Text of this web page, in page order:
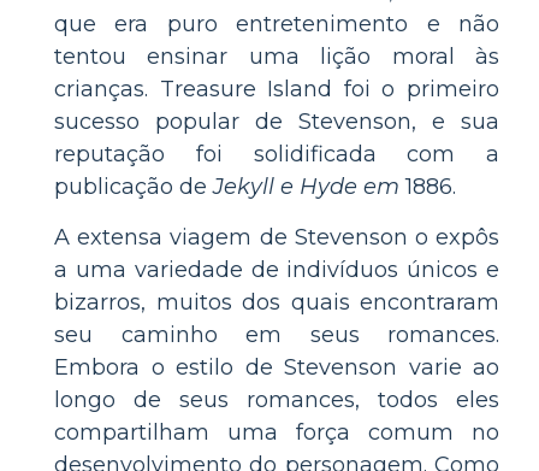
que era puro entretenimento e não
tentou ensinar uma lição moral às
crianças. Treasure Island foi o primeiro
sucesso popular de Stevenson, e sua
reputação foi solidificada com a
publicação deJekyll e Hyde em 1886.
A extensa viagem de Stevenson o expôs
a uma variedade de indivíduos únicos e
bizarros, muitos dos quais encontraram
seu caminho em seus romances.
Embora o estilo de Stevenson varie ao
longo de seus romances, todos eles
compartilham uma força comum no
desenvolvimento do personagem. Como